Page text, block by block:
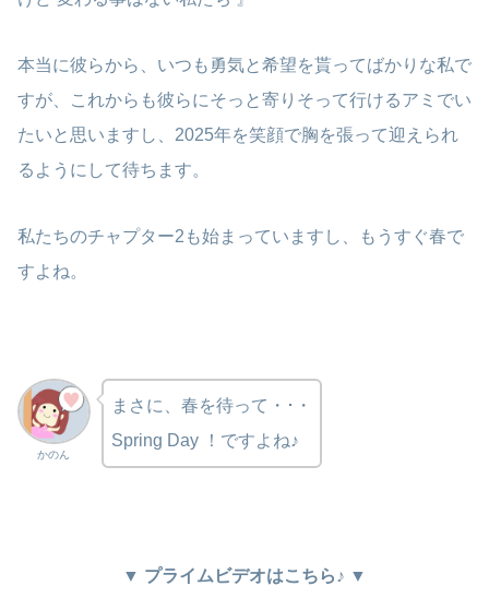
本当に彼らから、いつも勇気と希望を貰ってばかりな私で
すが、これからも彼らにそっと寄りそって行けるアミでい
たいと思いますし、2025年を笑顔で胸を張って迎えられ
るようにして待ちます。
私たちのチャプター2も始まっていますし、もうすぐ春で
すよね。
かのん
まさに、春を待って・･・
Spring Day ！ですよね♪
▼ プライムビデオはこちら♪ ▼